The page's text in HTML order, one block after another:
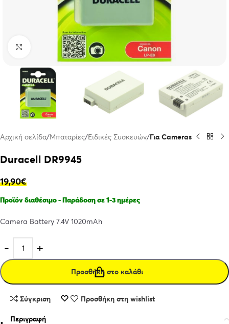
Click to enlarge
Αρχική σελίδα Μπαταρίες Ειδικές Συσκευών Για Cameras
Duracell DR9945
19,90€
Προϊόν διαθέσιμο - Παράδοση σε 1-3 ημέρες
Camera Battery 7.4V 1020mAh
Προσθήκη στο καλάθι
Σύγκριση Προσθήκη στη wishlist
Περιγραφή